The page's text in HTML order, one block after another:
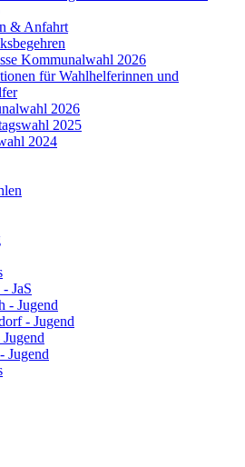
& Anfahrt
Kommunalwahl 2026
für Wahlhelferinnen und
2026
2025
2024
JaS
- Jugend
- Jugend
Jugend